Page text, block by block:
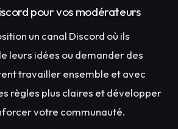
pour vos modérateurs
un canal Discord où ils
leurs idées ou demander des
travailler ensemble et avec
règles plus claires et développer
votre communauté.